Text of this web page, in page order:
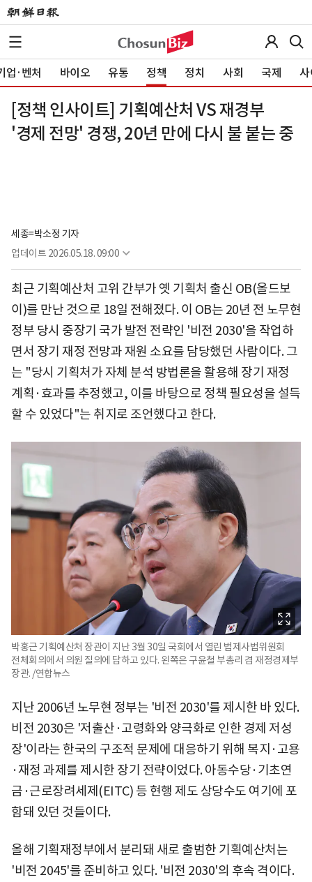
업·벤처 바이오 유통 정책 정치 사회 국제 사
[정책 인사이트] 기획예산처 VS 재경부
'경제 전망' 경쟁, 20년 만에 다시 불 붙는 중
세종=박소정 기자
업데이트 2026.05.18. 09:00
최근 기획예산처 고위 간부가 옛 기획처 출신 OB(올드보
이)를 만난 것으로 18일 전해졌다. 이 OB는 20년 전 노무현
정부 당시 중장기 국가 발전 전략인 '비전 2030'을 작업하
면서 장기 재정 전망과 재원 소요를 담당했던 사람이다. 그
는 "당시 기획처가 자체 분석 방법론을 활용해 장기 재정
계획·효과를 추정했고, 이를 바탕으로 정책 필요성을 설득
할 수 있었다"는 취지로 조언했다고 한다.
박홍근 기획예산처 장관이 지난 3월 30일 국회에서 열린 법제사법위원회
전체회의에서 의원 질의에 답하고 있다. 왼쪽은 구윤철 부총리 겸 재정경제부
장관. /연합뉴스
지난 2006년 노무현 정부는 '비전 2030'를 제시한 바 있다.
비전 2030은 '저출산·고령화와 양극화로 인한 경제 저성
장'이라는 한국의 구조적 문제에 대응하기 위해 복지·고용
·재정 과제를 제시한 장기 전략이었다. 아동수당·기초연
금·근로장려세제(EITC) 등 현행 제도 상당수도 여기에 포
함돼 있던 것들이다.
올해 기획재정부에서 분리돼 새로 출범한 기획예산처는
'비전 2045'를 준비하고 있다. '비전 2030'의 후속 격이다.